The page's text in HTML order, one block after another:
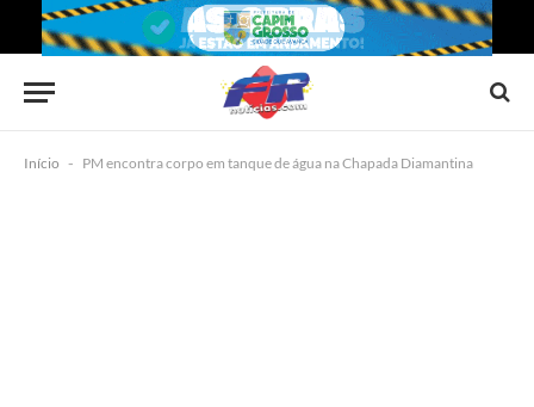
Início - PM encontra corpo em tanque de água na Chapada Diamantina